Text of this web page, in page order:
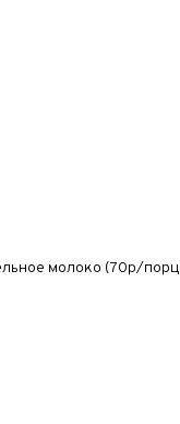
молоко (70р/